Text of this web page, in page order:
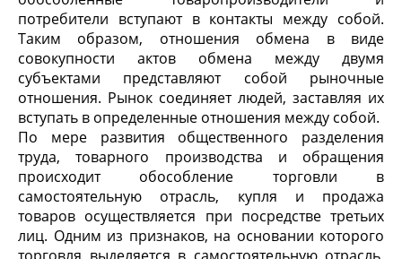
потребители вступают в контакты между собой.
Таким образом, отношения обмена в виде
совокупности актов обмена между двумя
субъектами представляют собой рыночные
отношения. Рынок соединяет людей, заставляя их
вступать в определенные отношения между собой.
По мере развития общественного разделения
труда, товарного производства и обращения
происходит обособление торговли в
самостоятельную отрасль, купля и продажа
товаров осуществляется при посредстве третьих
лиц. Одним из признаков, на основании которого